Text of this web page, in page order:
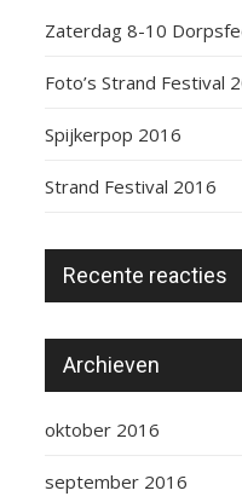
Zaterdag 8-10
Foto’s Strand Festival
Spijkerpop 2016
Strand Festival 2016
Recente reacties
Archieven
oktober 2016
september 2016